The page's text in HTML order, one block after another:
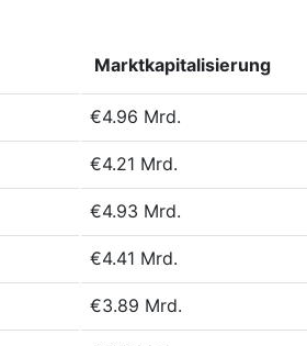
Marktkapitalisierung
€4.96 Mrd.
€4.21 Mrd.
€4.93 Mrd.
€4.41 Mrd.
€3.89 Mrd.